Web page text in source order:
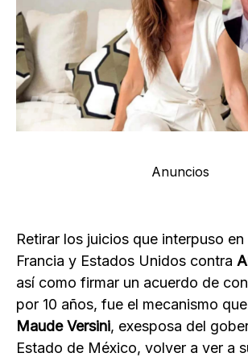
Anuncios
Retirar los juicios que interpuso
Francia y Estados Unidos contra
así como firmar un acuerdo de
por 10 años, fue el mecanismo
Maude Versini, exesposa del
Estado de México, volver a ver a